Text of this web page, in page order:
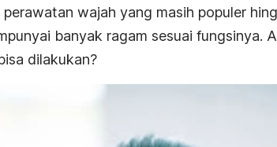
wajah yang masih populer
banyak ragam sesuai fungsinya.
dilakukan?